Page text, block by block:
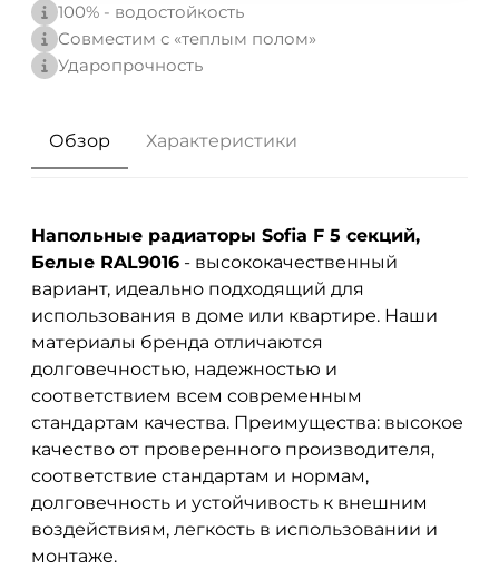
100% - водостойкость
Совместим с «теплым полом»
Ударопрочность
Обзор Характеристики
Напольные радиаторы Sofia F 5 секций,
Белые RAL9016 - высококачественный
вариант, идеально подходящий для
использования в доме или квартире. Наши
материалы бренда отличаются
долговечностью, надежностью и
соответствием всем современным
стандартам качества. Преимущества: высокое
качество от проверенного производителя,
соответствие стандартам и нормам,
долговечность и устойчивость к внешним
воздействиям, легкость в использовании и
монтаже.